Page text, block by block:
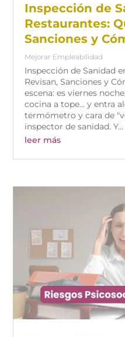
Inspección de
Restaurantes:
Sanciones y
Mejorar Empleabilidad
Inspección de Sanidad
Revisan, Sanciones y
escena: es viernes
cocina a tope… y entra
termómetro y cara de
inspector de sanidad. Y...
leer más